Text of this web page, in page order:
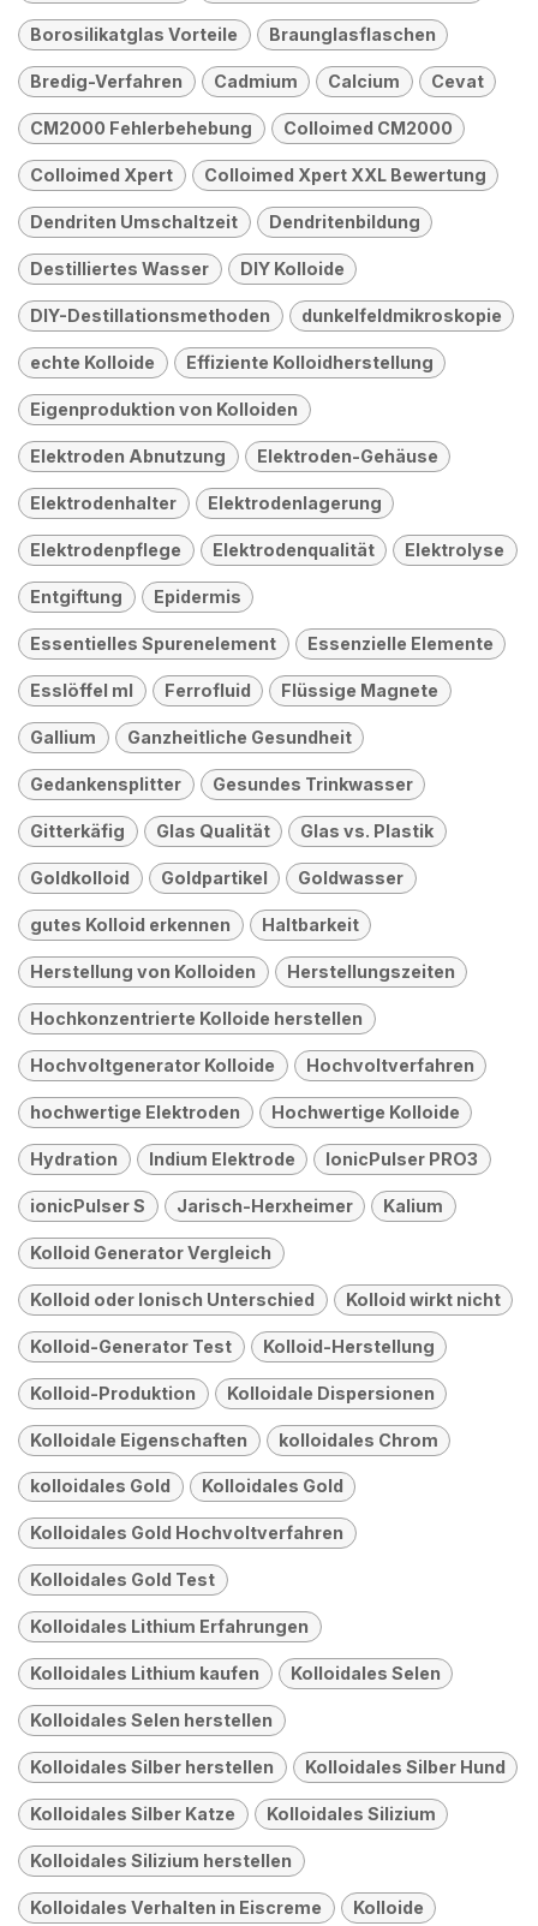
Borosilikatglas Vorteile Braunglasflaschen
Bredig-Verfahren Cadmium Calcium Cevat
CM2000 Fehlerbehebung Colloimed CM2000
Colloimed Xpert Colloimed Xpert XXL Bewertung
Dendriten Umschaltzeit Dendritenbildung
Destilliertes Wasser DIY Kolloide
DIY-Destillationsmethoden dunkelfeldmikroskopie
echte Kolloide Effiziente Kolloidherstellung
Eigenproduktion von Kolloiden
Elektroden Abnutzung Elektroden-Gehäuse
Elektrodenhalter Elektrodenlagerung
Elektrodenpflege Elektrodenqualität Elektrolyse
Entgiftung Epidermis
Essentielles Spurenelement Essenzielle Elemente
Esslöffel ml Ferrofluid Flüssige Magnete
Gallium Ganzheitliche Gesundheit
Gedankensplitter Gesundes Trinkwasser
Gitterkäfig Glas Qualität Glas vs. Plastik
Goldkolloid Goldpartikel Goldwasser
gutes Kolloid erkennen Haltbarkeit
Herstellung von Kolloiden Herstellungszeiten
Hochkonzentrierte Kolloide herstellen
Hochvoltgenerator Kolloide Hochvoltverfahren
hochwertige Elektroden Hochwertige Kolloide
Hydration Indium Elektrode IonicPulser PRO3
ionicPulser S Jarisch-Herxheimer Kalium
Kolloid Generator Vergleich
Kolloid oder Ionisch Unterschied Kolloid wirkt nicht
Kolloid-Generator Test Kolloid-Herstellung
Kolloid-Produktion Kolloidale Dispersionen
Kolloidale Eigenschaften kolloidales Chrom
kolloidales Gold Kolloidales Gold
Kolloidales Gold Hochvoltverfahren
Kolloidales Gold Test
Kolloidales Lithium Erfahrungen
Kolloidales Lithium kaufen Kolloidales Selen
Kolloidales Selen herstellen
Kolloidales Silber herstellen Kolloidales Silber Hund
Kolloidales Silber Katze Kolloidales Silizium
Kolloidales Silizium herstellen
Kolloidales Verhalten in Eiscreme Kolloide